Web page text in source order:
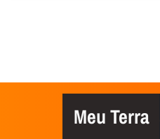
Meu Terra